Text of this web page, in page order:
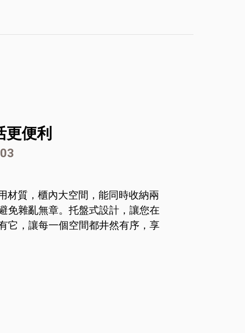
便利
材質，櫃內大空間，能同時收納兩
免雜亂無章。托盤式設計，讓您在
它，讓每一個空間都井然有序，享